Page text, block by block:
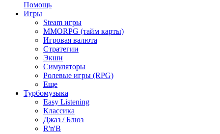
Помощь
Игры
Steam игры
MMORPG (тайм карты)
Игровая валюта
Стратегии
Экшн
Симуляторы
Ролевые игры (RPG)
Еще
Турбомузыка
Easy Listening
Классика
Джаз / Блюз
R'n'B